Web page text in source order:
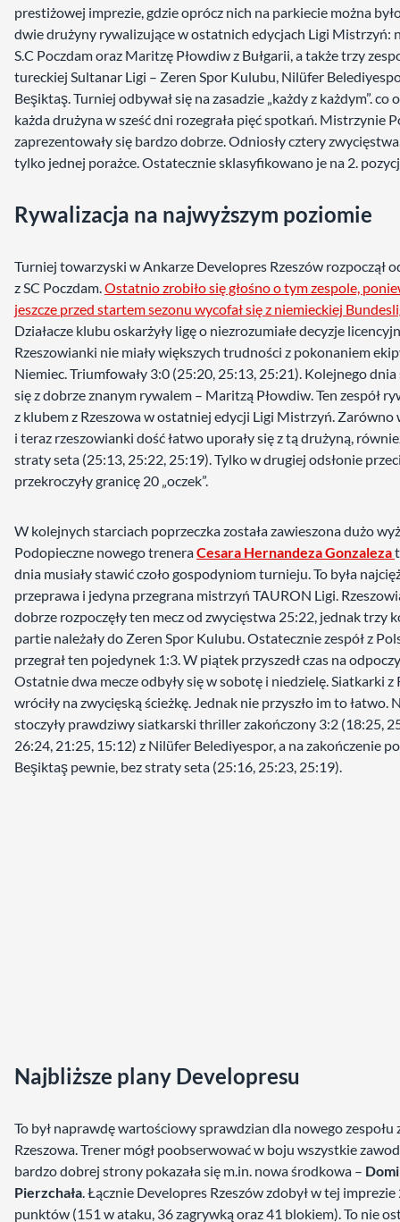
prestiżowej imprezie, gdzie oprócz nich na parkiecie można
dwie drużyny rywalizujące w ostatnich edycjach Ligi Mistrzyń:
S.C Poczdam oraz Maritzę Płowdiw z Bułgarii, a także trzy
tureckiej Sultanar Ligi – Zeren Spor Kulubu, Nilüfer
Beşiktaş. Turniej odbywał się na zasadzie „każdy z każdym”. co
każda drużyna w sześć dni rozegrała pięć spotkań. Mistrzynie
zaprezentowały się bardzo dobrze. Odniosły cztery
tylko jednej porażce. Ostatecznie sklasyfikowano je na 2.
Rywalizacja na najwyższym poziomie
Turniej towarzyski w Ankarze Developres Rzeszów rozpoczął
z SC Poczdam.Ostatnio zrobiło się głośno o tym zespole,
jeszcze przed startem sezonu wycofał się z niemieckiej
Działacze klubu oskarżyły ligę o niezrozumiałe decyzje
Rzeszowianki nie miały większych trudności z pokonaniem
Niemiec. Triumfowały 3:0 (25:20, 25:13, 25:21). Kolejnego dnia
się z dobrze znanym rywalem – Maritzą Płowdiw. Ten zespół
z klubem z Rzeszowa w ostatniej edycji Ligi Mistrzyń. Zarówno
i teraz rzeszowianki dość łatwo uporały się z tą drużyną,
straty seta (25:13, 25:22, 25:19). Tylko w drugiej odsłonie
przekroczyły granicę 20 „oczek”.
W kolejnych starciach poprzeczka została zawieszona dużo
Podopieczne nowego treneraCesara Hernandeza Gonzaleza
dnia musiały stawić czoło gospodyniom turnieju. To była
przeprawa i jedyna przegrana mistrzyń TAURON Ligi.
dobrze rozpoczęły ten mecz od zwycięstwa 25:22, jednak trzy
partie należały do Zeren Spor Kulubu. Ostatecznie zespół z
przegrał ten pojedynek 1:3. W piątek przyszedł czas na
Ostatnie dwa mecze odbyły się w sobotę i niedzielę. Siatkarki z
wróciły na zwycięską ścieżkę. Jednak nie przyszło im to łatwo.
stoczyły prawdziwy siatkarski thriller zakończony 3:2 (18:25,
26:24, 21:25, 15:12) z Nilüfer Belediyespor, a na zakończenie
Beşiktaş pewnie, bez straty seta (25:16, 25:23, 25:19).
Najbliższe plany Developresu
To był naprawdę wartościowy sprawdzian dla nowego zespołu
Rzeszowa. Trener mógł poobserwować w boju wszystkie
bardzo dobrej strony pokazała się m.in. nowa środkowa –
Pierzchała. Łącznie Developres Rzeszów zdobył w tej imprezie
punktów (151 w ataku, 36 zagrywką oraz 41 blokiem). To nie